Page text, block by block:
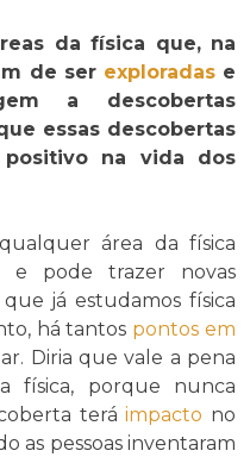
da física que, na
de ser exploradase
a descobertas
essas descobertas
positivo na vida dos
área da física
e pode trazer novas
já estudamos física
há tantos pontos em
Diria que vale a pena
física, porque nunca
teráimpacto no
as pessoas inventaram